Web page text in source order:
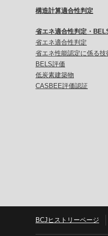
構造計算適合性判定
省エネ適合性判定・
省エネ適合性判定
省エネ性能認定に係る技
BELS評価
低炭素建築物
CASBEE評価認証
BCJヒストリーページ